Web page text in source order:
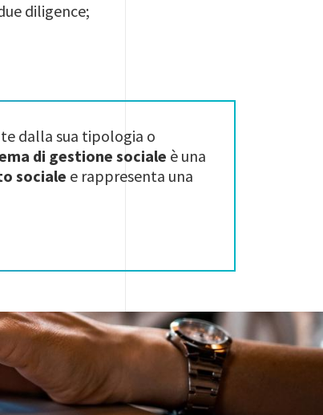
diligence;
dalla sua tipologia o
di gestione sociale è una
sociale e rappresenta una